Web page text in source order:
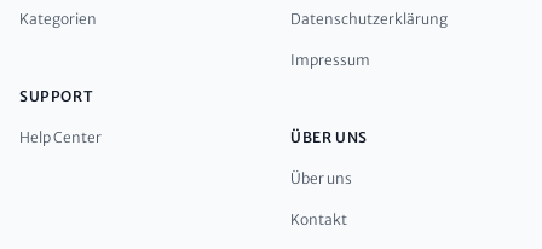
Kategorien
SUPPORT
Help Center
Datenschutzerklärung
Impressum
ÜBER UNS
Über uns
Kontakt